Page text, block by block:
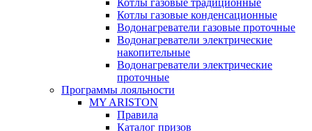
Котлы газовые традиционные
Котлы газовые конденсационные
Водонагреватели газовые проточные
Водонагреватели электрические
накопительные
Водонагреватели электрические
проточные
Программы лояльности
MY ARISTON
Правила
Каталог призов